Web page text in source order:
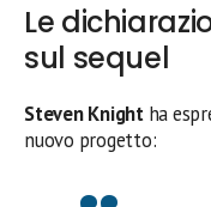
Le
sul sequel
Steven Knight ha
nuovo progetto: